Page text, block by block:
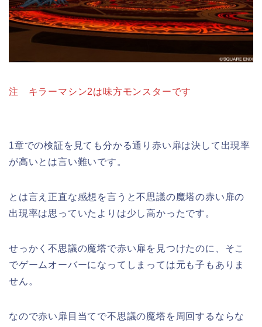
注 キラーマシン2は味方モンスターです
1章での検証を見ても分かる通り赤い扉は決して出現率
が高いとは言い難いです。
とは言え正直な感想を言うと不思議の魔塔の赤い扉の
出現率は思っていたよりは少し高かったです。
せっかく不思議の魔塔で赤い扉を見つけたのに、そこ
でゲームオーバーになってしまっては元も子もありま
せん。
なので赤い扉目当てで不思議の魔塔を周回するならな